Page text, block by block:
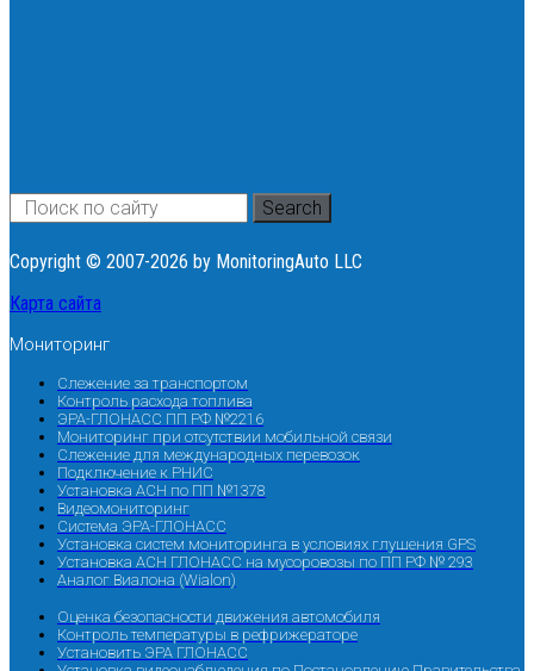
Search
Copyright © 2007-2026 by MonitoringAuto LLC
Карта сайта
Мониторинг
Слежение за транспортом
Контроль расхода топлива
ЭРА-ГЛОНАСС ПП РФ №2216
Мониторинг при отсутствии мобильной связи
Слежение для международных перевозок
Подключение к РНИС
Установка АСН по ПП №1378
Видеомониторинг
Система ЭРА-ГЛОНАСС
Установка систем мониторинга в условиях глушения GPS
Установка АСН ГЛОНАСС на мусоровозы по ПП РФ № 293
Аналог Виалона (Wialon)
Оценка безопасности движения автомобиля
Контроль температуры в рефрижераторе
Установить ЭРА ГЛОНАСС